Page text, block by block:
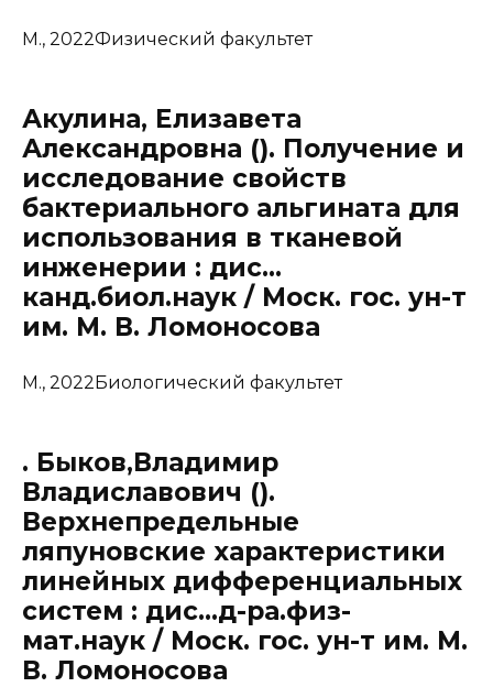
М., 2022Физический факультет
Акулина, Елизавета
Александровна (). Получение и
исследование свойств
бактериального альгината для
использования в тканевой
инженерии : дис…
канд.биол.наук / Моск. гос. ун-т
им. М. В. Ломоносова
М., 2022Биологический факультет
. Быков,Владимир
Владиславович ().
Верхнепредельные
ляпуновские характеристики
линейных дифференциальных
систем : дис…д-ра.физ-
мат.наук / Моск. гос. ун-т им. М.
В. Ломоносова